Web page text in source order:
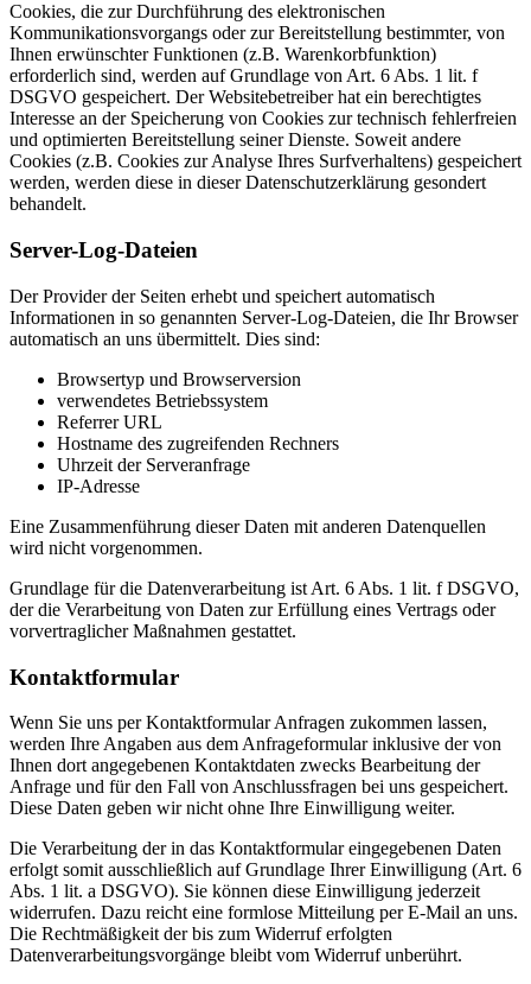
Cookies, die zur Durchführung des elektronischen
Kommunikationsvorgangs oder zur Bereitstellung bestimmter, von
Ihnen erwünschter Funktionen (z.B. Warenkorbfunktion)
erforderlich sind, werden auf Grundlage von Art. 6 Abs. 1 lit. f
DSGVO gespeichert. Der Websitebetreiber hat ein berechtigtes
Interesse an der Speicherung von Cookies zur technisch fehlerfreien
und optimierten Bereitstellung seiner Dienste. Soweit andere
Cookies (z.B. Cookies zur Analyse Ihres Surfverhaltens) gespeichert
werden, werden diese in dieser Datenschutzerklärung gesondert
behandelt.
Server-Log-Dateien
Der Provider der Seiten erhebt und speichert automatisch
Informationen in so genannten Server-Log-Dateien, die Ihr Browser
automatisch an uns übermittelt. Dies sind:
Browsertyp und Browserversion
verwendetes Betriebssystem
Referrer URL
Hostname des zugreifenden Rechners
Uhrzeit der Serveranfrage
IP-Adresse
Eine Zusammenführung dieser Daten mit anderen Datenquellen
wird nicht vorgenommen.
Grundlage für die Datenverarbeitung ist Art. 6 Abs. 1 lit. f DSGVO,
der die Verarbeitung von Daten zur Erfüllung eines Vertrags oder
vorvertraglicher Maßnahmen gestattet.
Kontaktformular
Wenn Sie uns per Kontaktformular Anfragen zukommen lassen,
werden Ihre Angaben aus dem Anfrageformular inklusive der von
Ihnen dort angegebenen Kontaktdaten zwecks Bearbeitung der
Anfrage und für den Fall von Anschlussfragen bei uns gespeichert.
Diese Daten geben wir nicht ohne Ihre Einwilligung weiter.
Die Verarbeitung der in das Kontaktformular eingegebenen Daten
erfolgt somit ausschließlich auf Grundlage Ihrer Einwilligung (Art. 6
Abs. 1 lit. a DSGVO). Sie können diese Einwilligung jederzeit
widerrufen. Dazu reicht eine formlose Mitteilung per E-Mail an uns.
Die Rechtmäßigkeit der bis zum Widerruf erfolgten
Datenverarbeitungsvorgänge bleibt vom Widerruf unberührt.